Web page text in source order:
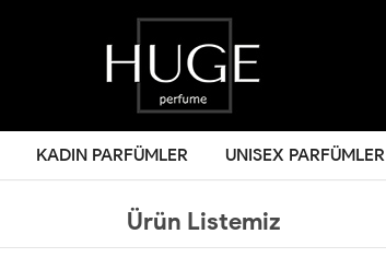
KADIN PARFÜMLER UNISEX PARFÜMLER
Ürün Listemiz